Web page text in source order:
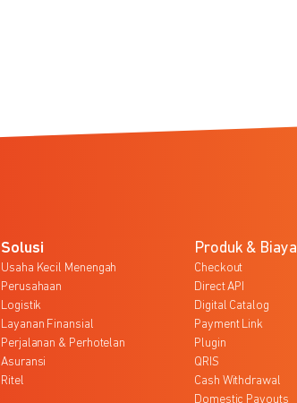
Solusi
Usaha Kecil Menengah
Perusahaan
Logistik
Layanan Finansial
Perjalanan & Perhotelan
Asuransi
Ritel
Produk & Biaya
Checkout
Direct API
Digital Catalog
Payment Link
Plugin
QRIS
Cash Withdrawal
Domestic Payouts